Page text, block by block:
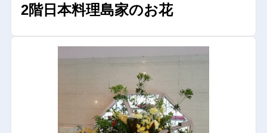
2階日本料理島家のお花